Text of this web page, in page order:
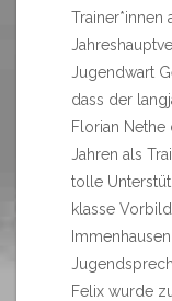
Trainer*innen
Jugendwart
dass der
Florian
Jahren als
tolle
klasse
Felix wurde